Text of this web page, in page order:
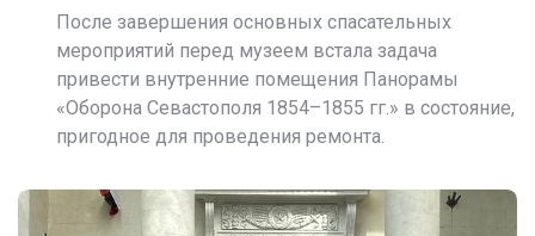
После завершения основных спасательных
мероприятий перед музеем встала задача
привести внутренние помещения Панорамы
«Оборона Севастополя 1854–1855 гг.» в состояние,
пригодное для проведения ремонта.